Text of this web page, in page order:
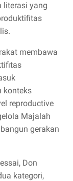
literasi yang
membawa
konteks
reproductive
Majalah
gerakan
Don
kategori,